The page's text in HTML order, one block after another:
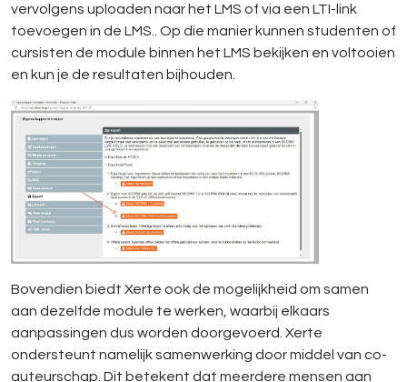
vervolgens uploaden naar het LMS of via een LTI-link
toevoegen in de LMS.. Op die manier kunnen studenten of
cursisten de module binnen het LMS bekijken en voltooien
en kun je de resultaten bijhouden.
Bovendien biedt Xerte ook de mogelijkheid om samen
aan dezelfde module te werken, waarbij elkaars
aanpassingen dus worden doorgevoerd. Xerte
ondersteunt namelijk samenwerking door middel van co-
auteurschap. Dit betekent dat meerdere mensen aan